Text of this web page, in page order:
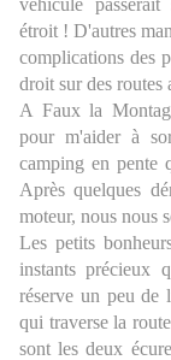
véhicule
étroit ! D'autres
complications des
droit sur des routes
A Faux la
pour m'aider à
camping en pente
Après quelques
moteur, nous nous
Les petits
instants précieux
réserve un peu de
qui traverse la
sont les deux